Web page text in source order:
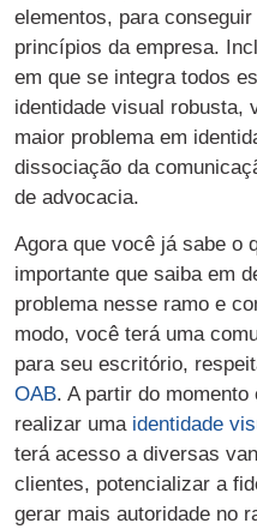
elementos, para
princípios da empresa.
em que se integra todos
identidade visual robusta,
maior problema em
dissociação da
de advocacia.
Agora que você já sabe o
importante que saiba em
problema nesse ramo e
modo, você terá uma
para seu escritório,
OAB. A partir do
realizar umaidentidade
terá acesso a diversas
clientes, potencializar a
gerar mais autoridade no